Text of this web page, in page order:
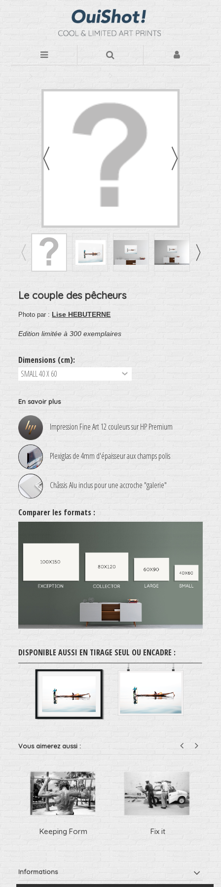
Le couple des pêcheurs
Photo par : Lise HEBUTERNE
Edition limitée à 300 exemplaires
Dimensions (cm):
En savoir plus
Impression Fine Art 12 couleurs sur HP Premium
Plexiglas de 4mm d'épaisseur aux champs polis
Châssis Alu inclus pour une accroche "galerie"
Comparer les formats :
DISPONIBLE AUSSI EN TIRAGE SEUL OU ENCADRE :
Vous aimerez aussi :
Keeping Form Fix it
Informations